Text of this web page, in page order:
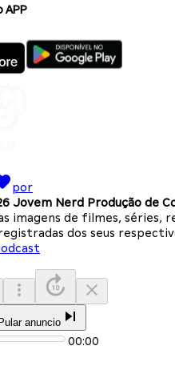
APP
por
Jovem Nerd Produção de
imagens de filmes, séries,
dos seus
Pular anuncio
00:00